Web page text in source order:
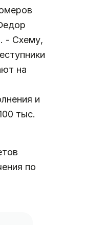
- Схему,
на
и
тыс.
по